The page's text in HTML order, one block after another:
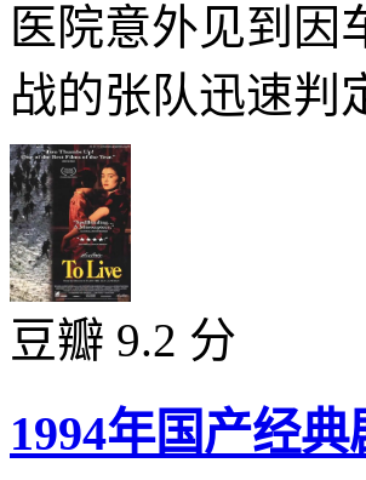
医院意外见到因
战的张队迅速判
豆瓣 9.2 分
1994年国产经